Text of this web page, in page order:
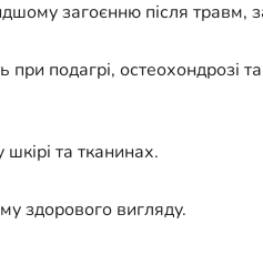
загоєнню після травм,
подагрі, остеохондрозі
та тканинах.
здорового вигляду.